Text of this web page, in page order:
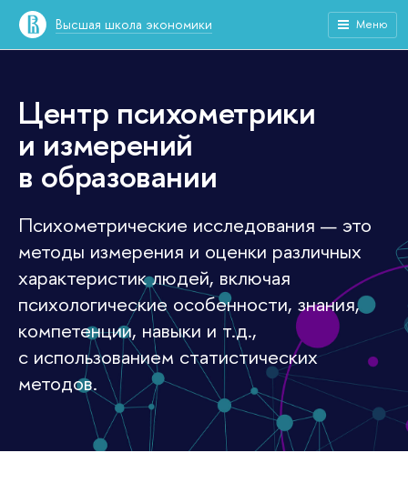
Высшая школа экономики Меню
Центр психометрики
и измерений
в образовании
Психометрические исследования — это
методы измерения и оценки различных
характеристик людей, включая
психологические особенности, знания,
компетенции, навыки и т.д.,
с использованием статистических
методов.